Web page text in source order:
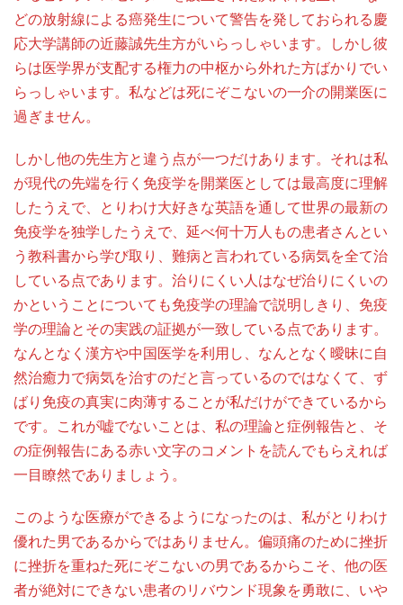
どの放射線による癌発生について警告を発しておられる慶
応大学講師の近藤誠先生方がいらっしゃいます。しかし彼
らは医学界が支配する権力の中枢から外れた方ばかりでい
らっしゃいます。私などは死にぞこないの一介の開業医に
過ぎません。
しかし他の先生方と違う点が一つだけあります。それは私
が現代の先端を行く免疫学を開業医としては最高度に理解
したうえで、とりわけ大好きな英語を通して世界の最新の
免疫学を独学したうえで、延べ何十万人もの患者さんとい
う教科書から学び取り、難病と言われている病気を全て治
している点であります。治りにくい人はなぜ治りにくいの
かということについても免疫学の理論で説明しきり、免疫
学の理論とその実践の証拠が一致している点であります。
なんとなく漢方や中国医学を利用し、なんとなく曖昧に自
然治癒力で病気を治すのだと言っているのではなくて、ず
ばり免疫の真実に肉薄することが私だけができているから
です。これが嘘でないことは、私の理論と症例報告と、そ
の症例報告にある赤い文字のコメントを読んでもらえれば
一目瞭然でありましょう。
このような医療ができるようになったのは、私がとりわけ
優れた男であるからではありません。偏頭痛のために挫折
に挫折を重ねた死にぞこないの男であるからこそ、他の医
者が絶対にできない患者のリバウンド現象を勇敢に、いや